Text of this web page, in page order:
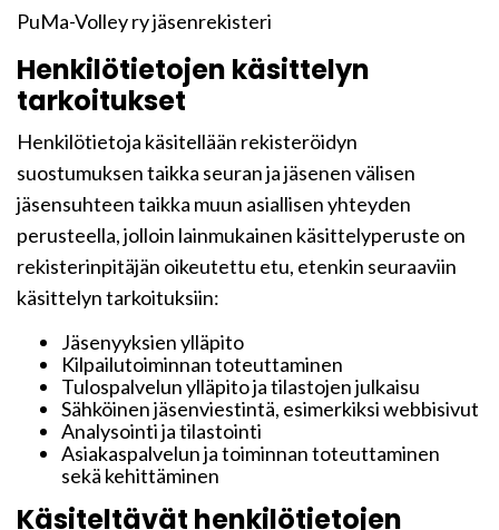
PuMa-Volley ry jäsenrekisteri
Henkilötietojen käsittelyn
tarkoitukset
Henkilötietoja käsitellään rekisteröidyn
suostumuksen taikka seuran ja jäsenen välisen
jäsensuhteen taikka muun asiallisen yhteyden
perusteella, jolloin lainmukainen käsittelyperuste on
rekisterinpitäjän oikeutettu etu, etenkin seuraaviin
käsittelyn tarkoituksiin:
Jäsenyyksien ylläpito
Kilpailutoiminnan toteuttaminen
Tulospalvelun ylläpito ja tilastojen julkaisu
Sähköinen jäsenviestintä, esimerkiksi webbisivut
Analysointi ja tilastointi
Asiakaspalvelun ja toiminnan toteuttaminen
sekä kehittäminen
Käsiteltävät henkilötietojen